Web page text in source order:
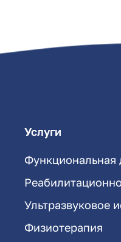
Услуги
Функциональная
Ультразвуковое
Физиотерапия